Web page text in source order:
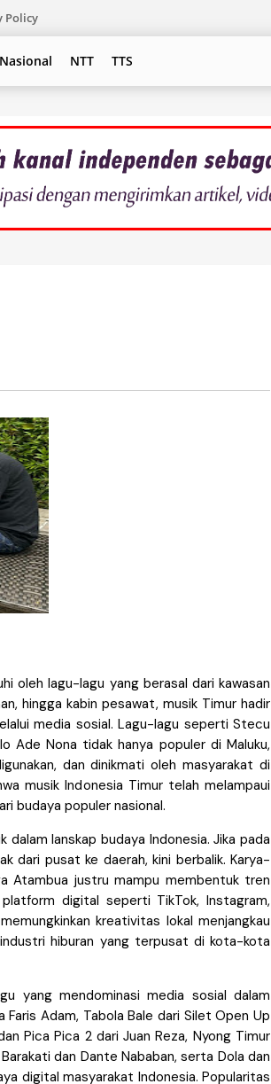
Policy
Nasional NTT TTS
oleh lagu-lagu yang berasal dari kawasan
hingga kabin pesawat, musik Timur hadir
media sosial. Lagu-lagu seperti Stecu
Ade Nona tidak hanya populer di Maluku,
dan dinikmati oleh masyarakat di
musik Indonesia Timur telah melampaui
budaya populer nasional.
lanskap budaya Indonesia. Jika pada
dari pusat ke daerah, kini berbalik. Karya-
Atambua justru mampu membentuk tren
digital seperti TikTok, Instagram,
kreativitas lokal menjangkau
hiburan yang terpusat di kota-kota
yang mendominasi media sosial dalam
Adam, Tabola Bale dari Silet Open Up
Pica Pica 2 dari Juan Reza, Nyong Timur
dan Dante Nababan, serta Dola dan
digital masyarakat Indonesia. Popularitas